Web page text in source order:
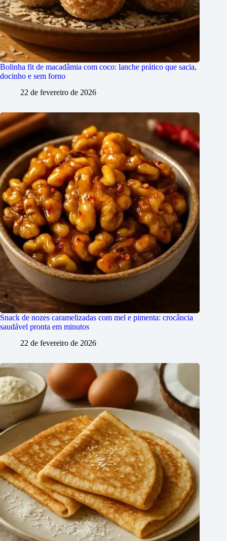
Bolinha fit de macadâmia com coco: lanche prático que sacia,
docinho e sem forno
22 de fevereiro de 2026
Snack de nozes caramelizadas com mel e pimenta: crocância
saudável pronta em minutos
22 de fevereiro de 2026